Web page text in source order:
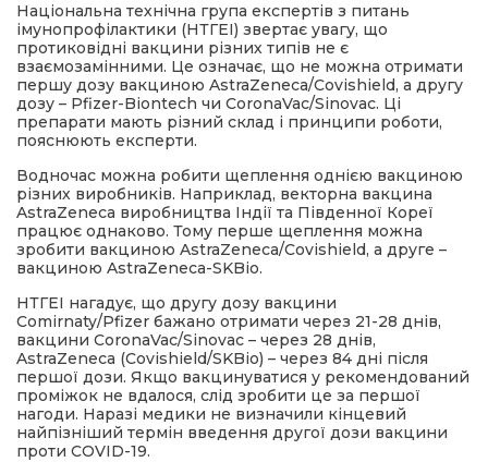
Національна технічна група експертів з питань
імунопрофілактики (НТГЕІ) звертає увагу, що
протиковідні вакцини різних типів не є
взаємозамінними. Це означає, що не можна отримати
першу дозу вакциною AstraZeneca/Covishield, а другу
дозу – Pfizer-Biontech чи CoronaVac/Sinovac. Ці
препарати мають різний склад і принципи роботи,
пояснюють експерти.
Водночас можна робити щеплення однією вакциною
різних виробників. Наприклад, векторна вакцина
AstraZeneca виробництва Індії та Південної Кореї
працює однаково. Тому перше щеплення можна
зробити вакциною AstraZeneca/Covishield, а друге –
вакциною AstraZeneca-SKBio.
НТГЕІ нагадує, що другу дозу вакцини
Comirnaty/Pfizer бажано отримати через 21-28 днів,
вакцини CoronaVac/Sinovac – через 28 днів,
AstraZeneca (Covishield/SKBio) – через 84 дні після
першої дози. Якщо вакцинуватися у рекомендований
проміжок не вдалося, слід зробити це за першої
нагоди. Наразі медики не визначили кінцевий
найпізніший термін введення другої дози вакцини
проти COVID-19.